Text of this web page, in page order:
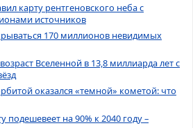
карту рентгеновского неба с
источников
170 миллионов невидимых
Вселенной в 13,8 миллиарда лет с
оказался «темной» кометой: что
подешевеет на 90% к 2040 году –